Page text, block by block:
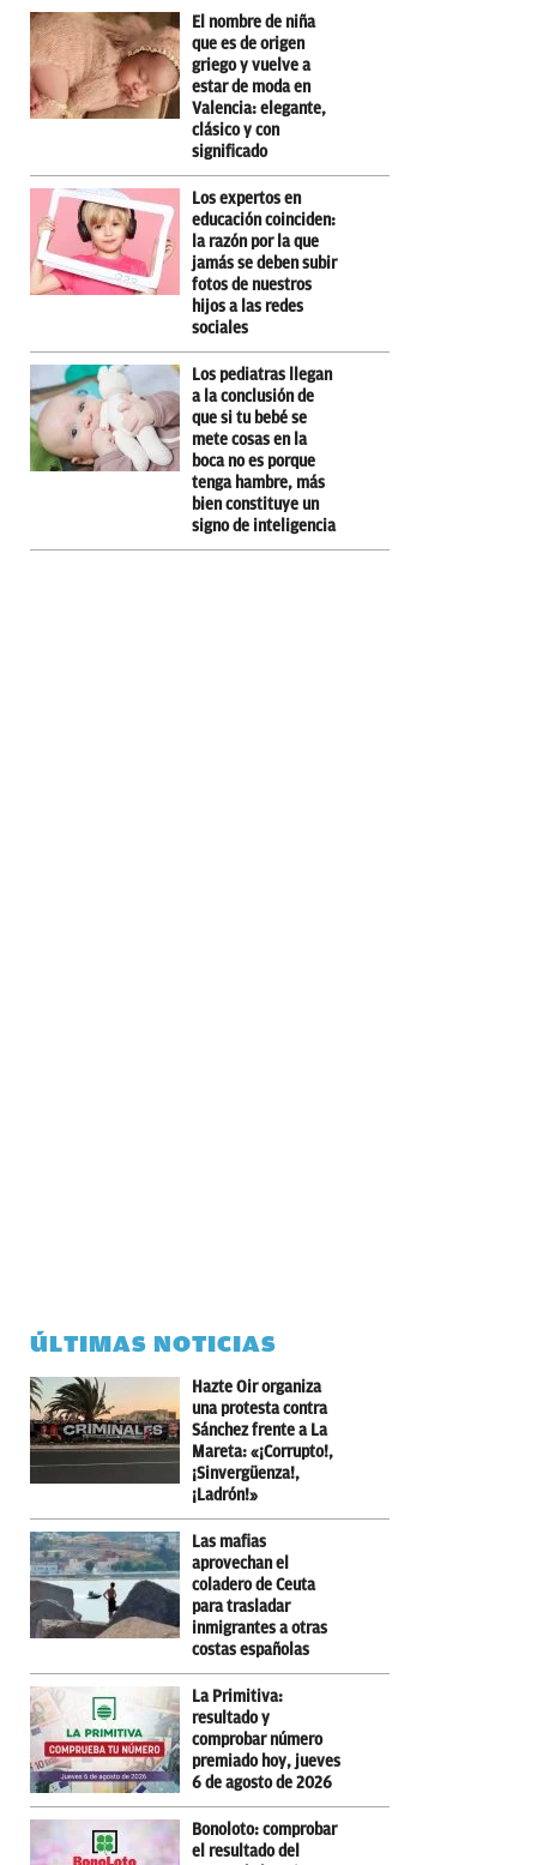
El nombre de niña
que es de origen
griego y vuelve a
estar de moda en
Valencia: elegante,
clásico y con
significado
Los expertos en
educación coinciden:
la razón por la que
jamás se deben subir
fotos de nuestros
hijos a las redes
sociales
Los pediatras llegan
a la conclusión de
que si tu bebé se
mete cosas en la
boca no es porque
tenga hambre, más
bien constituye un
signo de inteligencia
ÚLTIMAS NOTICIAS
Hazte Oir organiza
una protesta contra
Sánchez frente a La
Mareta: «¡Corrupto!,
¡Sinvergüenza!,
¡Ladrón!»
Las mafias
aprovechan el
coladero de Ceuta
para trasladar
inmigrantes a otras
costas españolas
La Primitiva:
resultado y
comprobar número
premiado hoy, jueves
6 de agosto de 2026
Bonoloto: comprobar
el resultado del